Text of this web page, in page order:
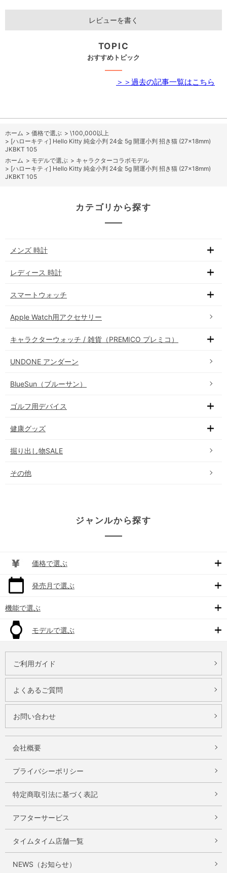
レビューを書く
TOPIC
おすすめトピック
＞＞過去の記事一覧はこちら
ホーム > 価格で選ぶ > \100,000以上
> [ハローキティ] Hello Kitty 純金小判 24金 5g 開運小判 招き猫 (27×18mm)
JKBKT 105
ホーム > モデルで選ぶ > キャラクターコラボモデル
> [ハローキティ] Hello Kitty 純金小判 24金 5g 開運小判 招き猫 (27×18mm)
JKBKT 105
カテゴリから探す
メンズ 時計
レディース 時計
スマートウォッチ
Apple Watch用アクセサリー
キャラクターウォッチ / 雑貨（PREMICO プレミコ）
UNDONE アンダーン
BlueSun（ブルーサン）
ゴルフ用デバイス
健康グッズ
掘り出し物SALE
その他
ジャンルから探す
価格で選ぶ
発売月で選ぶ
機能で選ぶ
モデルで選ぶ
ご利用ガイド
よくあるご質問
お問い合わせ
会社概要
プライバシーポリシー
特定商取引法に基づく表記
アフターサービス
タイムタイム店舗一覧
NEWS（お知らせ）